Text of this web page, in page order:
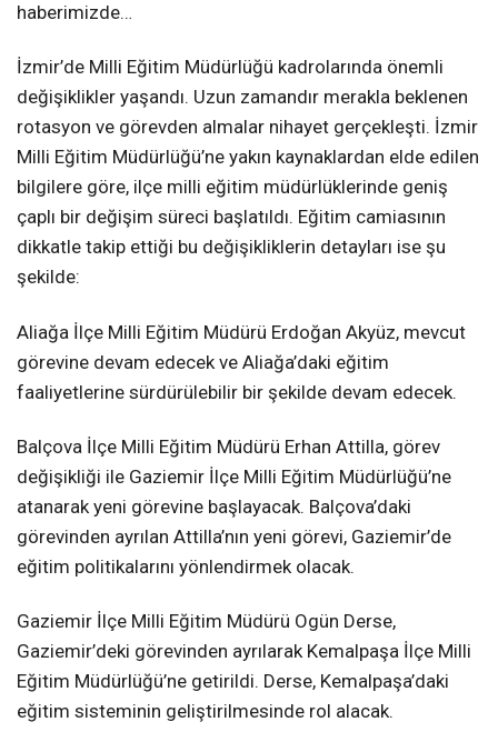
haberimizde…
İzmir’de Milli Eğitim Müdürlüğü kadrolarında önemli
değişiklikler yaşandı. Uzun zamandır merakla beklenen
rotasyon ve görevden almalar nihayet gerçekleşti. İzmir
Milli Eğitim Müdürlüğü’ne yakın kaynaklardan elde edilen
bilgilere göre, ilçe milli eğitim müdürlüklerinde geniş
çaplı bir değişim süreci başlatıldı. Eğitim camiasının
dikkatle takip ettiği bu değişikliklerin detayları ise şu
şekilde:
Aliağa İlçe Milli Eğitim Müdürü Erdoğan Akyüz, mevcut
görevine devam edecek ve Aliağa’daki eğitim
faaliyetlerine sürdürülebilir bir şekilde devam edecek.
Balçova İlçe Milli Eğitim Müdürü Erhan Attilla, görev
değişikliği ile Gaziemir İlçe Milli Eğitim Müdürlüğü’ne
atanarak yeni görevine başlayacak. Balçova’daki
görevinden ayrılan Attilla’nın yeni görevi, Gaziemir’de
eğitim politikalarını yönlendirmek olacak.
Gaziemir İlçe Milli Eğitim Müdürü Ogün Derse,
Gaziemir’deki görevinden ayrılarak Kemalpaşa İlçe Milli
Eğitim Müdürlüğü’ne getirildi. Derse, Kemalpaşa’daki
eğitim sisteminin geliştirilmesinde rol alacak.